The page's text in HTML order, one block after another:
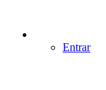
Entrar